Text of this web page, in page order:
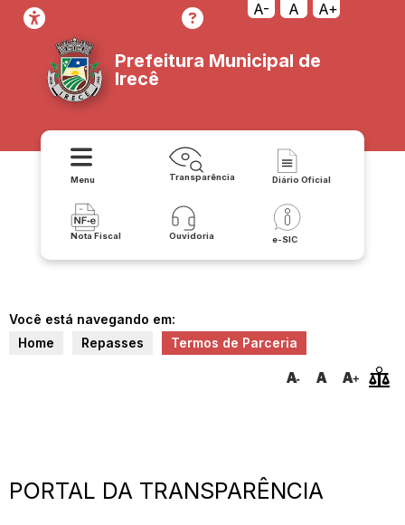
A- A A+
Prefeitura Municipal de
Irecê
Menu Transparência Diário Oficial
Nota Fiscal Ouvidoria e-SIC
Você está navegando em:
Home
Repasses Termos de Parceria
PORTAL DA TRANSPARÊNCIA